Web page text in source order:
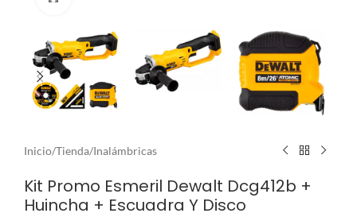
Inicio/Tienda/Inalámbricas
Kit Promo Esmeril Dewalt Dcg412b +
Huincha + Escuadra Y Disco